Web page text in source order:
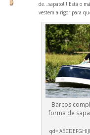
de...sapato!!! Está o
vestem a rigor para
Barcos
forma de